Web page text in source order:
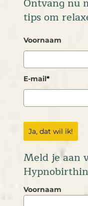
tips om
Voornaam
E-mail*
Ja, dat wil ik!
Meld je aan
Voornaam